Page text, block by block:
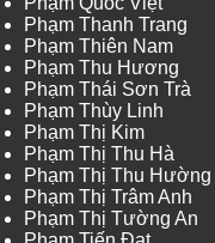
Phạm Thanh Trang
Phạm Thiên Nam
Phạm Thu Hương
Phạm Thái Sơn Trà
Phạm Thùy Linh
Phạm Thị Kim
Phạm Thị Thu Hà
Phạm Thị Thu Hường
Phạm Thị Trâm Anh
Phạm Thị Tường An